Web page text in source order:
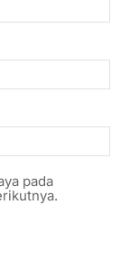
pada